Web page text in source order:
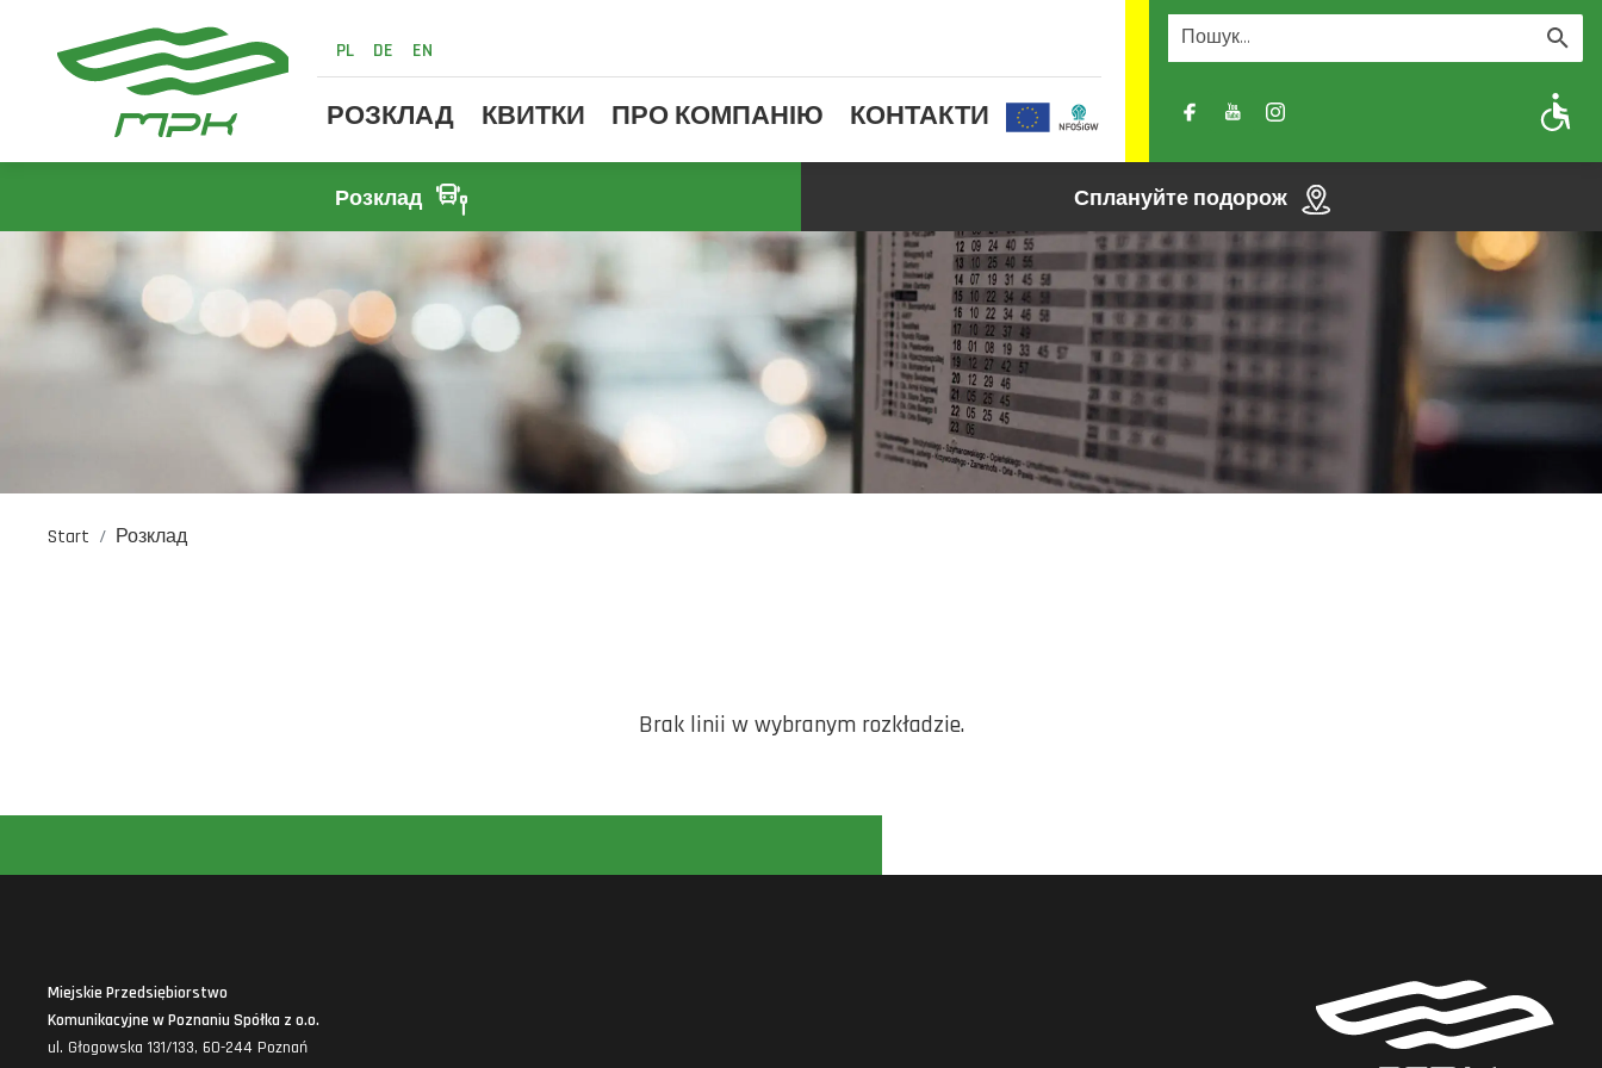
PL DE EN
РОЗКЛАД КВИТКИ ПРО КОМПАНІЮ КОНТАКТИ A- A A+
Розклад Сплануйте подорож
Start Розклад
Brak linii w wybranym rozkładzie.
Miejskie Przedsiębiorstwo
Komunikacyjne w Poznaniu Spółka z o.o.
ul. Głogowska 131/133, 60-244 Poznań